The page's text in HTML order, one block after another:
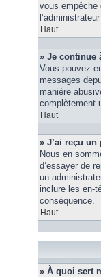
vous empêche
Haut
» Je continue
Vous pouvez
messages
manière
complètement
Haut
» J’ai reçu
Nous en
d’essayer de
un
inclure les en-
conséquence.
Haut
» À quoi sert